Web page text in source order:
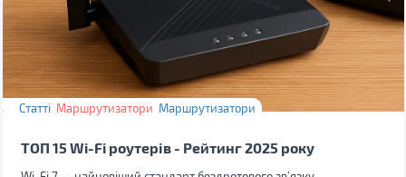
Статті Маршрутизатори Маршрутизатори
ТОП 15 Wi-Fi роутерів - Рейтинг 2025 року